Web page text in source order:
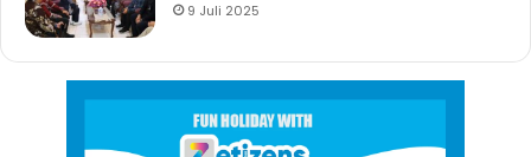
9 Juli 2025